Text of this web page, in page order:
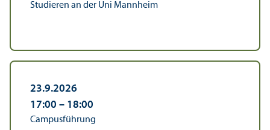
Studieren an der Uni Mannheim
23.9.2026
17:00 – 18:00
Campusführung